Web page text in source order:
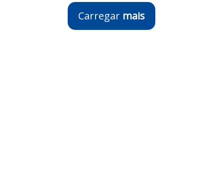
Carregar mais